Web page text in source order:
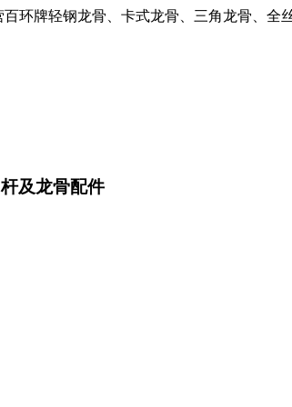
环牌轻钢龙骨、卡式龙骨、三角龙骨、全
及龙骨配件